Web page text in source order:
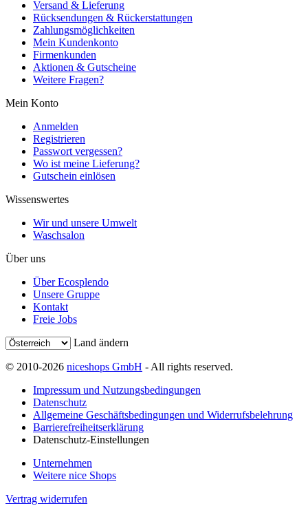
Versand & Lieferung
Rücksendungen & Rückerstattungen
Zahlungsmöglichkeiten
Mein Kundenkonto
Firmenkunden
Aktionen & Gutscheine
Weitere Fragen?
Mein Konto
Anmelden
Registrieren
Passwort vergessen?
Wo ist meine Lieferung?
Gutschein einlösen
Wissenswertes
Wir und unsere Umwelt
Waschsalon
Über uns
Über Ecosplendo
Unsere Gruppe
Kontakt
Freie Jobs
Land ändern
© 2010-2026 niceshops GmbH - All rights reserved.
Impressum und Nutzungsbedingungen
Datenschutz
Allgemeine Geschäftsbedingungen und Widerrufsbelehrung
Barrierefreiheitserklärung
Datenschutz-Einstellungen
Unternehmen
Weitere nice Shops
Vertrag widerrufen